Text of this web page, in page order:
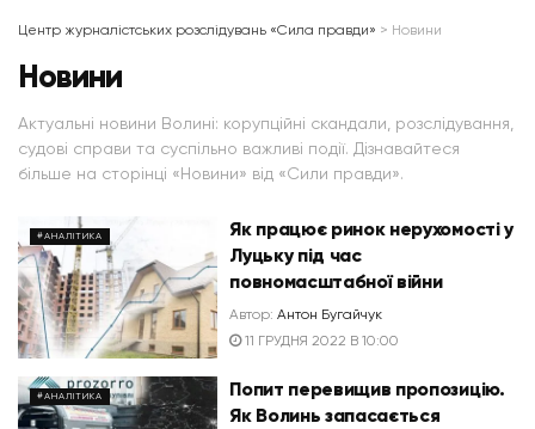
Центр журналістських розслідувань «Сила правди» > Новини
Новини
Актуальні новини Волині: корупційні скандали, розслідування,
судові справи та суспільно важливі події. Дізнавайтеся
більше на сторінці «Новини» від «Сили правди».
#АНАЛІТИКА
Як працює ринок нерухомості у
Луцьку під час
повномасштабної війни
Автор: Антон Бугайчук
11 ГРУДНЯ 2022 В 10:00
#АНАЛІТИКА
Попит перевищив пропозицію.
Як Волинь запасається